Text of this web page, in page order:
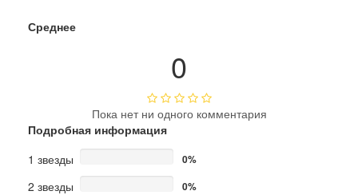
Среднее
0
Пока нет ни одного комментария
Подробная информация
1 звезды
0%
2 звезды 0%